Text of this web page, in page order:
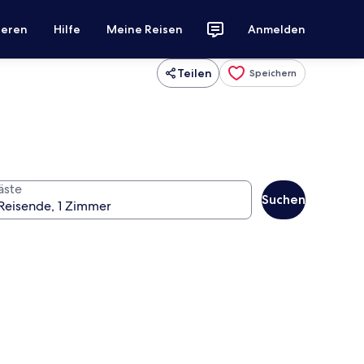
Hilfe Meine Reisen Anmelden
Teilen Speichern
Suchen